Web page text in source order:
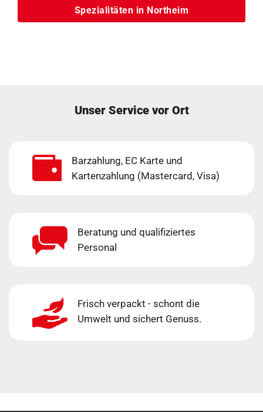
Spezialitäten in Northeim
Unser Service vor Ort
Barzahlung, EC Karte und
Kartenzahlung (Mastercard, Visa)
Beratung und qualifiziertes
Personal
Frisch verpackt - schont die
Umwelt und sichert Genuss.